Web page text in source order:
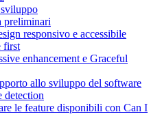
preliminari
responsivo e accessibile
first
enhancement e Graceful
allo sviluppo del software
detection
le feature disponibili con Can I